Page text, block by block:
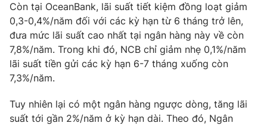
THỜI BÁO VTV
Theo dõi báo trên
Còn tại OceanBank, lãi suất tiết kiệm đồng loạt giảm
0,3-0,4%/năm đối với các kỳ hạn từ 6 tháng trở lên,
đưa mức lãi suất cao nhất tại ngân hàng này về còn
7,8%/năm. Trong khi đó, NCB chỉ giảm nhẹ 0,1%/năm
lãi suất tiền gửi các kỳ hạn 6-7 tháng xuống còn
7,3%/năm.
Tuy nhiên lại có một ngân hàng ngược dòng, tăng lãi
suất tới gần 2%/năm ở kỳ hạn dài. Theo đó, Ngân